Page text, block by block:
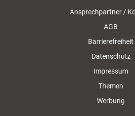
Ansprechpartner /
AGB
Barrierefreiheit
Datenschutz
Impressum
Themen
Werbung